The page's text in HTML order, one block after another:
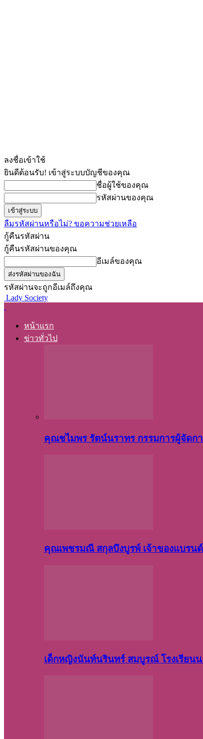
ลงชื่อเข้าใช้
ยินดีต้อนรับ! เข้าสู่ระบบบัญชีของคุณ
ชื่อผู้ใช้ของคุณ
รหัสผ่านของคุณ
ลืมรหัสผ่านหรือไม่? ขอความช่วยเหลือ
กู้คืนรหัสผ่าน
กู้คืนรหัสผ่านของคุณ
อีเมล์ของคุณ
รหัสผ่านจะถูกอีเมล์ถึงคุณ
Lady Society
หน้าแรก
ข่าวทั่วไป
คุณชไมพร​ รัตน์​นรา​ทร​ กรรมการ​ผู้จัดก
คุณเพชรมณี สกุลบึงบูรพ์ เจ้าของแบรน
เด็กหญิงนันท์นรินทร์ สมบูรณ์ โรงเรียน